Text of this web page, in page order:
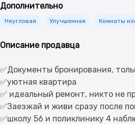
Дополнительно
Неугловая Улучшенная Комнаты
Описание продавца
✅Документы бронирования,
✅уютная квартира
✅ идеальный ремонт, никто не
✅Заезжай и живи сразу после
✅школу 56 и поликлинику 4